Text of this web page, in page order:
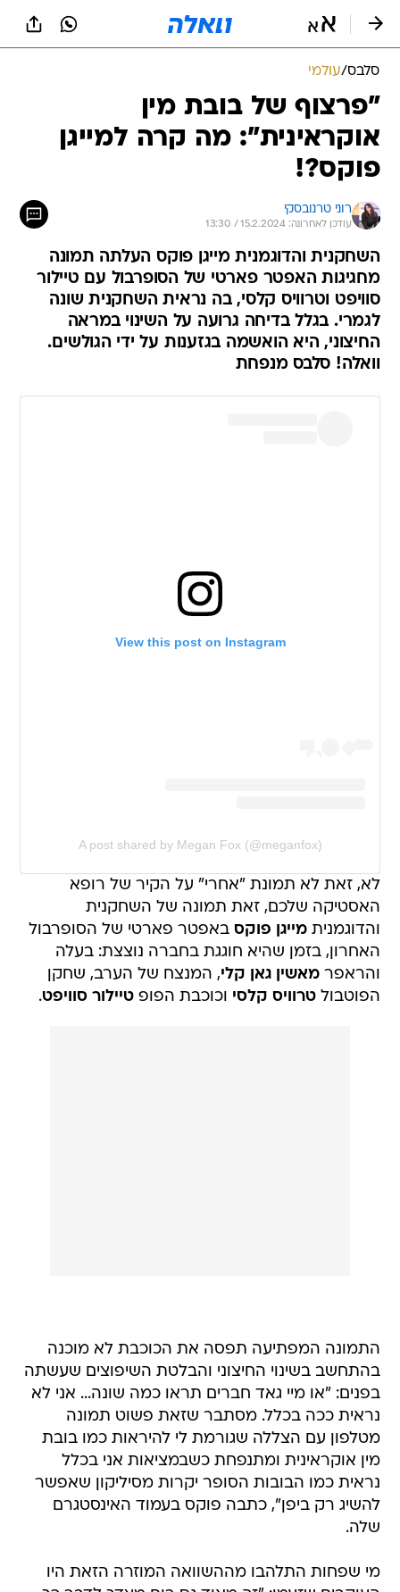
סלבס/עולמי
"פרצוף של בובת מין
אוקראינית": מה קרה למייגן
פוקס?!
רוני טרנובסקי
עודכן לאחרונה: 15.2.2024 / 13:30
השחקנית והדוגמנית מייגן פוקס העלתה תמונה
מחגיגות האפטר פארטי של הסופרבול עם טיילור
סוויפט וטרוויס קלסי, בה נראית השחקנית שונה
לגמרי. בגלל בדיחה גרועה על השינוי במראה
החיצוני, היא הואשמה בגזענות על ידי הגולשים.
וואלה! סלבס מנפחת
View this post on Instagram
A post shared by Megan Fox (@meganfox)
לא, זאת לא תמונת "אחרי" על הקיר של רופא
האסטיקה שלכם, זאת תמונה של השחקנית
והדוגמניתמייגן פוקס באפטר פארטי של הסופרבול
האחרון, בזמן שהיא חוגגת בחברה נוצצת: בעלה
והראפרמאשין גאן קלי, המנצח של הערב, שחקן
הפוטבולטרוויס קלסי וכוכבת הפופטיילור סוויפט.
התמונה המפתיעה תפסה את הכוכבת לא מוכנה
בהתחשב בשינוי החיצוני והבלטת השיפוצים שעשתה
בפנים: "או מיי גאד חברים תראו כמה שונה... אני לא
נראית ככה בכלל. מסתבר שזאת פשוט תמונה
מטלפון עם הצללה שגורמת לי להיראות כמו בובת
מין אוקראינית ומתנפחת כשבמציאות אני בכלל
נראית כמו הבובות הסופר יקרות מסיליקון שאפשר
להשיג רק ביפן", כתבה פוקס בעמוד האינסטגרם
שלה.
מי שפחות התלהבו מההשוואה המוזרה הזאת היו